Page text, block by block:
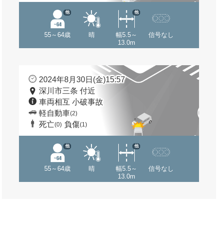
55～64歳
他
晴
幅5.5～
13.0m
他
信号なし
2024年8月30日(金)15:57
深川市三条 付近
車両相互 小破事故
軽自動車(2)
死亡(0) 負傷(1)
55～64歳
他
晴
幅5.5～
13.0m
他
信号なし